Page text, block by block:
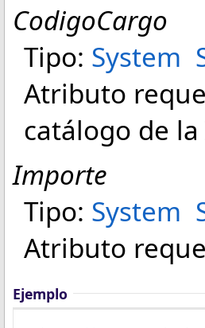
CodigoCargo
Tipo: System
Atributo
catálogo de
Importe
Tipo: System
Atributo
Ejemplo